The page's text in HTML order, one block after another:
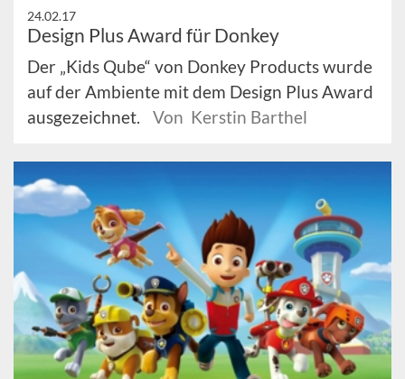
24.02.17
Design Plus Award für Donkey
Der „Kids Qube“ von Donkey Products wurde
auf der Ambiente mit dem Design Plus Award
ausgezeichnet.
Von Kerstin Barthel